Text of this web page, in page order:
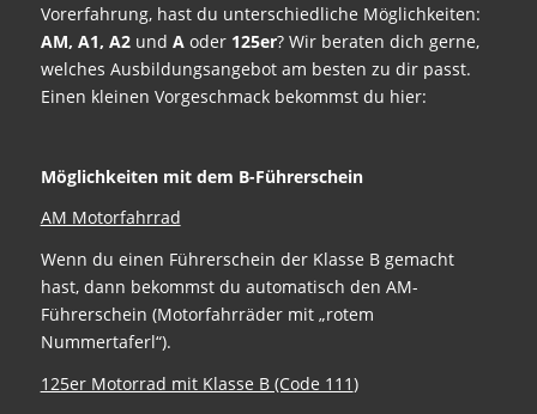
Vorerfahrung, hast du unterschiedliche Möglichkeiten:
AM, A1, A2und Aoder 125er? Wir beraten dich gerne,
welches Ausbildungsangebot am besten zu dir passt.
Einen kleinen Vorgeschmack bekommst du hier:
Möglichkeiten mit dem B-Führerschein
AM Motorfahrrad
Wenn du einen Führerschein der Klasse B gemacht
hast, dann bekommst du automatisch den AM-
Führerschein (Motorfahrräder mit „rotem
Nummertaferl“).
125er Motorrad mit Klasse B (Code 111)